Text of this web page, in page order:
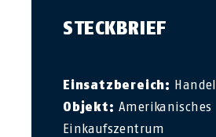
STECKBRIEF
Einsatzbereich: Handel
Objekt: Amerikanisches
Einkaufszentrum